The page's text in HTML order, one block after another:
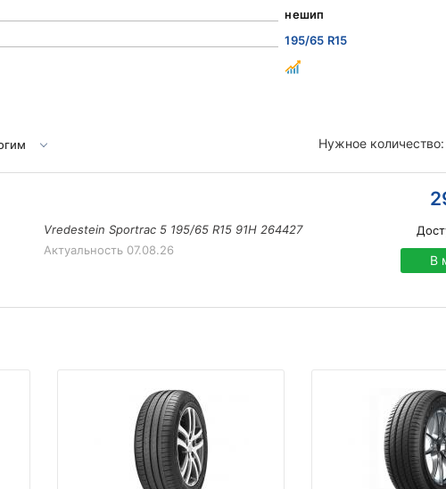
нешип
195/65 R15
Нужное количество:
Vredestein Sportrac 5 195/65 R15 91H 264427
Актуальность 07.08.26
В